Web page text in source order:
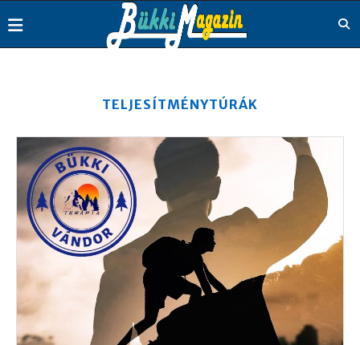
TELJESÍTMÉNYTÚRÁK